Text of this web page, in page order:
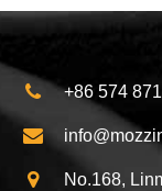
+86 574
No.168,